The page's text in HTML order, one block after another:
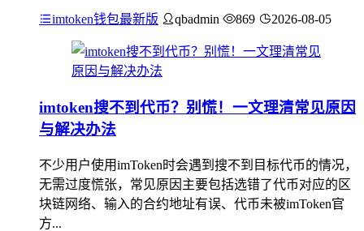
imtoken钱包最新版 qbadmin 869 2026-08-05
imtoken搜不到代币？别慌！一文理清常见原因
与解决办法
不少用户使用imToken时会遇到搜不到目标代币的情况，
无需过度慌张，常见原因主要包括选错了代币对应的区
块链网络、输入的合约地址有误、代币未被imToken官
方...